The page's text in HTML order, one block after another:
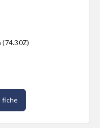
fiche